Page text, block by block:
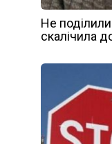
Не
скaлічила